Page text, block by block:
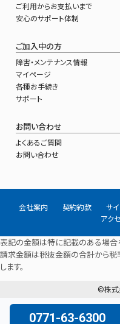
ご利用からお支払いまで
安心のサポート体制
ご加入中の方
障害・メンテナンス情報
マイページ
各種お手続き
サポート
お問い合わせ
よくあるご質問
お問い合わせ
会社案内 契約約款 サ
アク
記の金額は特に記載のある場合を
請求金額は税抜金額の合計から税
します。
©株式
0771-63-6300